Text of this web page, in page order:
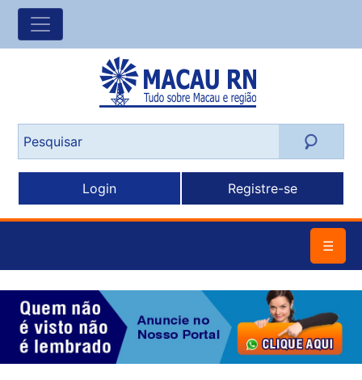
Login Registre-se
☰